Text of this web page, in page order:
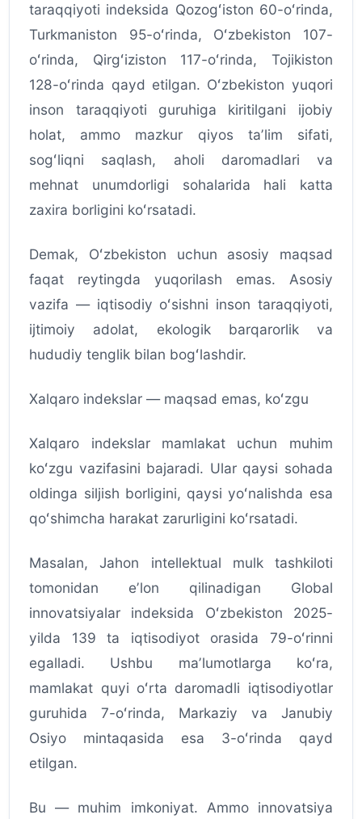
taraqqiyoti indeksida Qozogʻiston 60-oʻrinda,
Turkmaniston 95-oʻrinda, Oʻzbekiston 107-
oʻrinda, Qirgʻiziston 117-oʻrinda, Tojikiston
128-oʻrinda qayd etilgan. Oʻzbekiston yuqori
inson taraqqiyoti guruhiga kiritilgani ijobiy
holat, ammo mazkur qiyos taʼlim sifati,
sogʻliqni saqlash, aholi daromadlari va
mehnat unumdorligi sohalarida hali katta
zaxira borligini koʻrsatadi.
Demak, Oʻzbekiston uchun asosiy maqsad
faqat reytingda yuqorilash emas. Asosiy
vazifa — iqtisodiy oʻsishni inson taraqqiyoti,
ijtimoiy adolat, ekologik barqarorlik va
hududiy tenglik bilan bogʻlashdir.
Xalqaro indekslar — maqsad emas, koʻzgu
Xalqaro indekslar mamlakat uchun muhim
koʻzgu vazifasini bajaradi. Ular qaysi sohada
oldinga siljish borligini, qaysi yoʻnalishda esa
qoʻshimcha harakat zarurligini koʻrsatadi.
Masalan, Jahon intellektual mulk tashkiloti
tomonidan eʼlon qilinadigan Global
innovatsiyalar indeksida Oʻzbekiston 2025-
yilda 139 ta iqtisodiyot orasida 79-oʻrinni
egalladi. Ushbu maʼlumotlarga koʻra,
mamlakat quyi oʻrta daromadli iqtisodiyotlar
guruhida 7-oʻrinda, Markaziy va Janubiy
Osiyo mintaqasida esa 3-oʻrinda qayd
etilgan.
Bu — muhim imkoniyat. Ammo innovatsiya